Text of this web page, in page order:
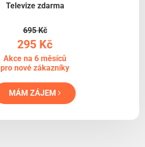
Televize zdarma
695 Kč
295 Kč
Akce na 6 měsíců
pro nové zákazníky
MÁM ZÁJEM